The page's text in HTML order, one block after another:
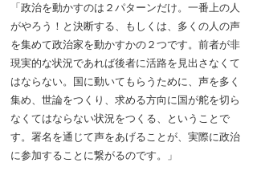
「政治を動かすのは２パターンだけ。一番上の人
がやろう！と決断する、もしくは、多くの人の声
を集めて政治家を動かすかの２つです。前者が非
現実的な状況であれば後者に活路を見出さなくて
はならない。国に動いてもらうために、声を多く
集め、世論をつくり、求める方向に国が舵を切ら
なくてはならない状況をつくる、ということで
す。署名を通じて声をあげることが、実際に政治
に参加することに繋がるのです。」